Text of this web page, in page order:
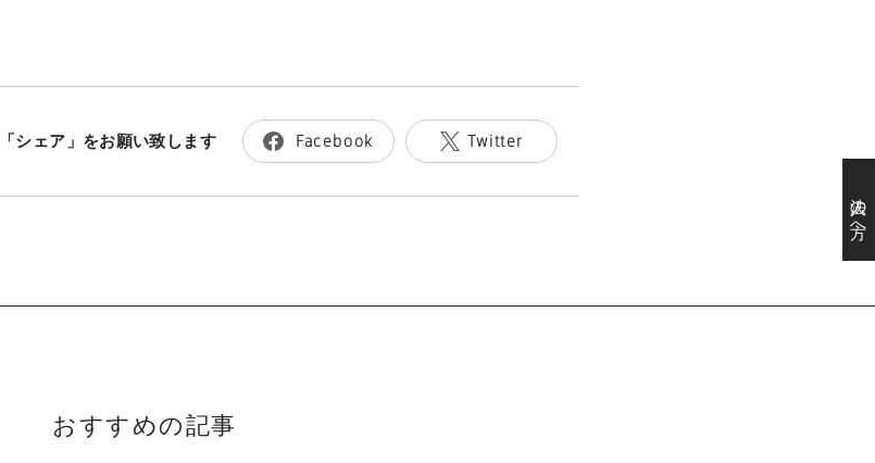
法人の方へ
「シェア」をお願い致します Facebook Twitter
おすすめの記事